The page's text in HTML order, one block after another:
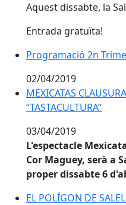
Aquest dissabte, la
Entrada gratuïta!
Programació 2n
Programació 2n
02/04/2019
MEXICATAS
MEXICATAS
“TASTACULTURA”
03/04/2019
L'espectacle
Cor Maguey, serà a
proper dissabte 6
EL POLÍGON DE
EL POLÍGON DE